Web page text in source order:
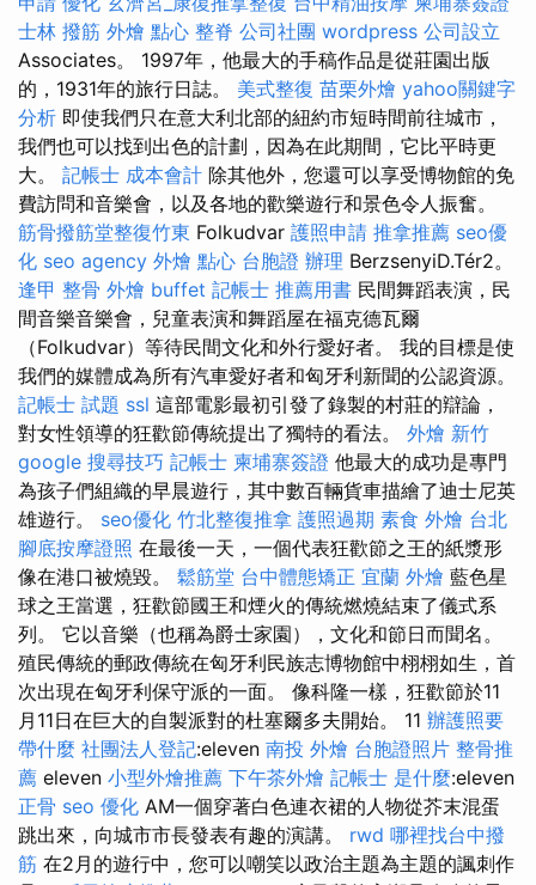
士林 撥筋 外燴 點心 整脊 公司社團 wordpress 公司設立
Associates。 1997年，他最大的手稿作品是從莊園出版
的，1931年的旅行日誌。 美式整復 苗栗外燴 yahoo關鍵字
分析 即使我們只在意大利北部的紐約市短時間前往城市，
我們也可以找到出色的計劃，因為在此期間，它比平時更
大。 記帳士 成本會計 除其他外，您還可以享受博物館的免
費訪問和音樂會，以及各地的歡樂遊行和景色令人振奮。
筋骨撥筋堂整復竹東 Folkudvar 護照申請 推拿推薦 seo優
化 seo agency 外燴 點心 台胞證 辦理 BerzsenyiD.Tér2。
逢甲 整骨 外燴 buffet 記帳士 推薦用書 民間舞蹈表演，民
間音樂音樂會，兒童表演和舞蹈屋在福克德瓦爾
（Folkudvar）等待民間文化和外行愛好者。 我的目標是使
我們的媒體成為所有汽車愛好者和匈牙利新聞的公認資源。
記帳士 試題 ssl 這部電影最初引發了錄製的村莊的辯論，
對女性領導的狂歡節傳統提出了獨特的看法。 外燴 新竹
google 搜尋技巧 記帳士 柬埔寨簽證 他最大的成功是專門
為孩子們組織的早晨遊行，其中數百輛貨車描繪了迪士尼英
雄遊行。 seo優化 竹北整復推拿 護照過期 素食 外燴 台北
腳底按摩證照 在最後一天，一個代表狂歡節之王的紙漿形
像在港口被燒毀。 鬆筋堂 台中體態矯正 宜蘭 外燴 藍色星
球之王當選，狂歡節國王和煙火的傳統燃燒結束了儀式系
列。 它以音樂（也稱為爵士家園），文化和節日而聞名。
殖民傳統的郵政傳統在匈牙利民族志博物館中栩栩如生，首
次出現在匈牙利保守派的一面。 像科隆一樣，狂歡節於11
月11日在巨大的自製派對的杜塞爾多夫開始。 11 辦護照要
帶什麼 社團法人登記:eleven 南投 外燴 台胞證照片 整骨推
薦 eleven 小型外燴推薦 下午茶外燴 記帳士 是什麼:eleven
正骨 seo 優化 AM一個穿著白色連衣裙的人物從芥末混蛋
跳出來，向城市市長發表有趣的演講。 rwd 哪裡找台中撥
筋 在2月的遊行中，您可以嘲笑以政治主題為主題的諷刺作